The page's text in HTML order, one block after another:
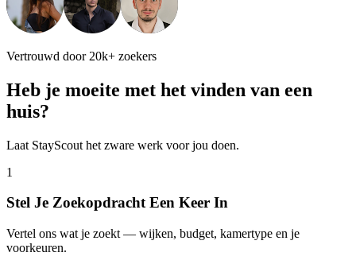
Vertrouwd door 20k+ zoekers
Heb je moeite met het vinden van een
huis?
Laat StayScout het zware werk voor jou doen.
1
Stel Je Zoekopdracht Een Keer In
Vertel ons wat je zoekt — wijken, budget, kamertype en je
voorkeuren.